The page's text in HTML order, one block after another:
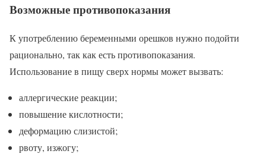
Возможные противопоказания
К употреблению беременными орешков нужно подойти
рационально, так как есть противопоказания.
Использование в пищу сверх нормы может вызвать:
аллергические реакции;
повышение кислотности;
деформацию слизистой;
рвоту, изжогу;